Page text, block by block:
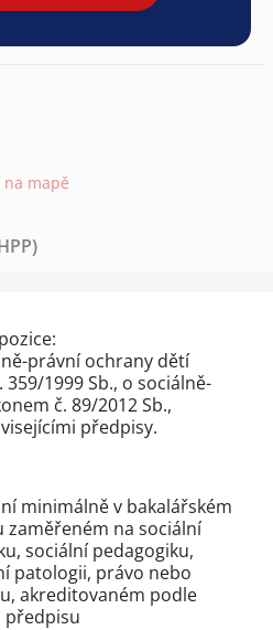
mapě
právní ochrany dětí
1999 Sb., o sociálně-
č. 89/2012 Sb.,
předpisy.
minimálně v bakalářském
na sociální
sociální pedagogiku,
patologii, právo nebo
akreditovaném podle
předpisu